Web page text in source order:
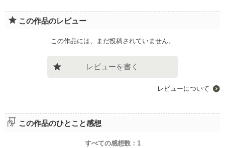
この作品のレビュー
この作品には、まだ投稿されていません。
レビューを書く
レビューについて
この作品のひとこと感想
すべての感想数： 1